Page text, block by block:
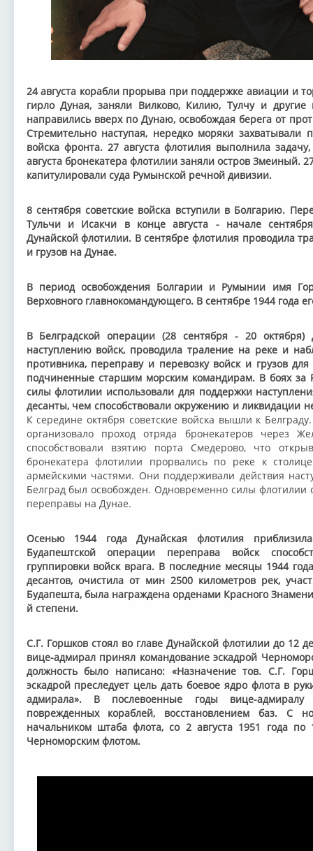
24 августа корабли прорыва при поддержке авиации и
гирло Дуная, заняли Вилково, Килию, Тулчу и другие
направились вверх по Дунаю, освобождая берега от
Стремительно наступая, нередко моряки
войска фронта. 27 августа флотилия выполнила
августа бронекатера флотилии заняли остров Змеиный.
капитулировали суда Румынской речной дивизии.
8 сентября советские войска вступили в Болгарию.
Тульчи и Исакчи в конце августа - начале
Дунайской флотилии. В сентябре флотилия проводила
и грузов на Дунае.
В период освобождения Болгарии и Румынии имя
Верховного главнокомандующего. В сентябре 1944 года
В Белградской операции (28 сентября - 20 октября)
наступлению войск, проводила траление на реке и
противника, переправу и перевозку войск и грузов
подчиненные старшим морским командирам. В боях за
силы флотилии использовали для поддержки
десанты, чем способствовали окружению и ликвидации
К середине октября советские войска вышли к
организовало проход отряда бронекатеров через
способствовали взятию порта Смедерово, что
бронекатера флотилии прорвались по реке к
армейскими частями. Они поддерживали действия
Белград был освобожден. Одновременно силы флотилии
переправы на Дунае.
Осенью 1944 года Дунайская флотилия
Будапештской операции переправа войск
группировки войск врага. В последние месяцы 1944
десантов, очистила от мин 2500 километров рек,
Будапешта, была награждена орденами Красного
й степени.
С.Г. Горшков стоял во главе Дунайской флотилии до 12
вице-адмирал принял командование эскадрой
должность было написано: «Назначение тов. С.Г.
эскадрой преследует цель дать боевое ядро флота в
адмирала». В послевоенные годы вице-
поврежденных кораблей, восстановлением баз. С
начальником штаба флота, со 2 августа 1951 года
Черноморским флотом.